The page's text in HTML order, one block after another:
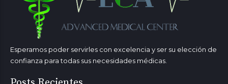
Esperamos poder servirles con excelencia y ser su elección de
confianza para todas sus necesidades médicas.